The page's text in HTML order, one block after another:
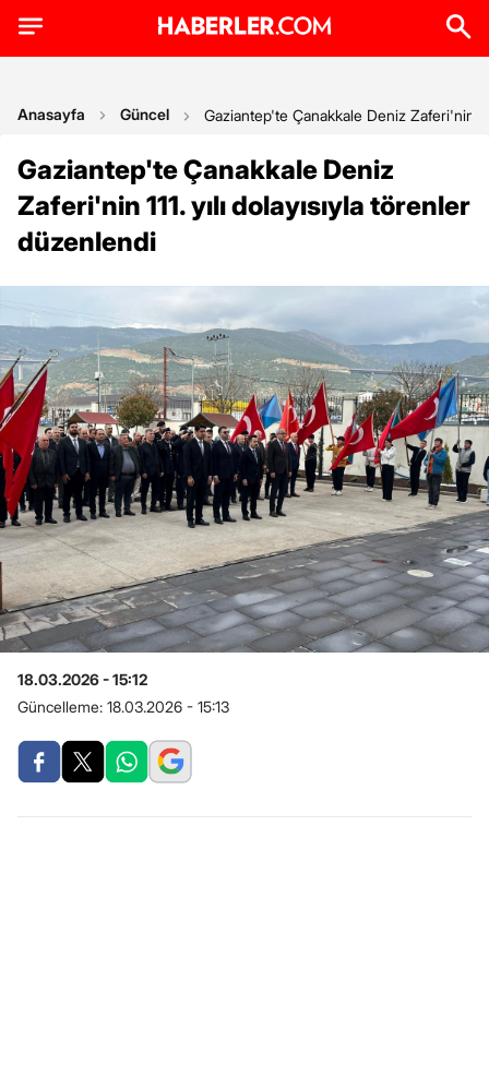
Anasayfa Güncel Gaziantep'te Çanakkale Deniz Zaferi'nin
Gaziantep'te Çanakkale Deniz
Zaferi'nin 111. yılı dolayısıyla törenler
düzenlendi
18.03.2026 - 15:12
Güncelleme: 18.03.2026 - 15:13